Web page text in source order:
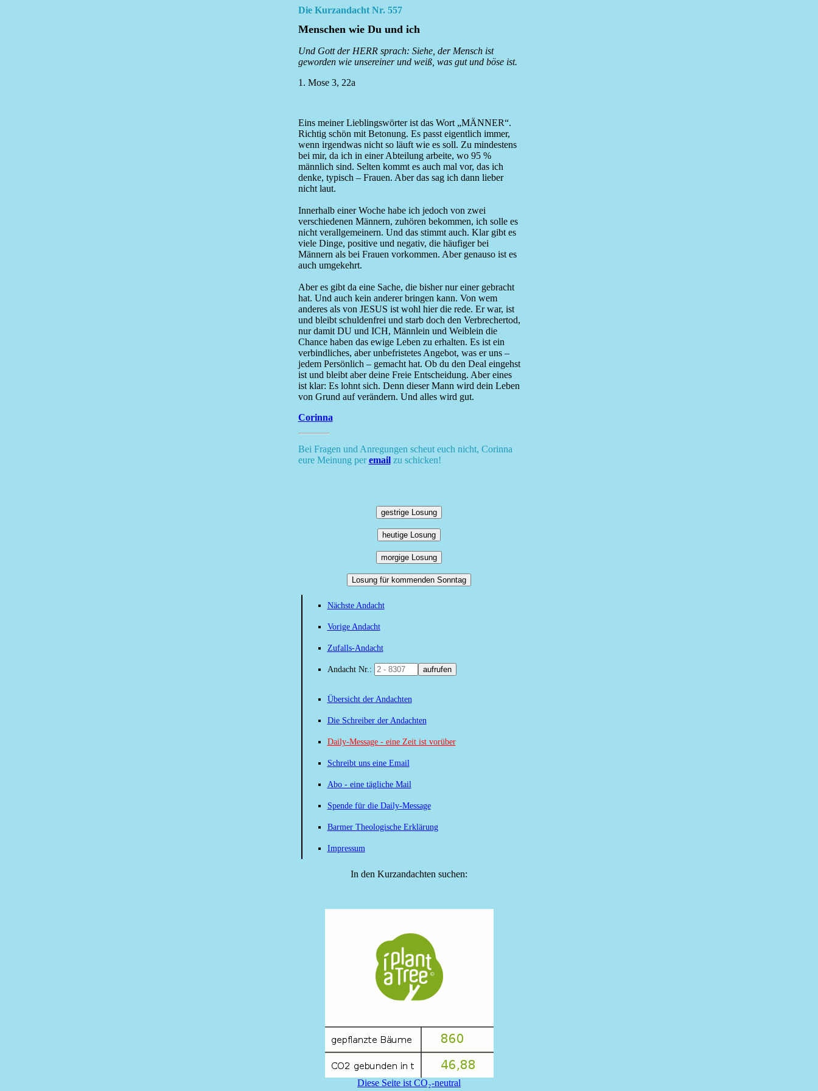
Die Kurzandacht Nr. 557
Menschen wie Du und ich
Und Gott der HERR sprach: Siehe, der Mensch ist
geworden wie unsereiner und weiß, was gut und böse ist.
1. Mose 3, 22a
Eins meiner Lieblingswörter ist das Wort „MÄNNER“.
Richtig schön mit Betonung. Es passt eigentlich immer,
wenn irgendwas nicht so läuft wie es soll. Zu mindestens
bei mir, da ich in einer Abteilung arbeite, wo 95 %
männlich sind. Selten kommt es auch mal vor, das ich
denke, typisch – Frauen. Aber das sag ich dann lieber
nicht laut.
Innerhalb einer Woche habe ich jedoch von zwei
verschiedenen Männern, zuhören bekommen, ich solle es
nicht verallgemeinern. Und das stimmt auch. Klar gibt es
viele Dinge, positive und negativ, die häufiger bei
Männern als bei Frauen vorkommen. Aber genauso ist es
auch umgekehrt.
Aber es gibt da eine Sache, die bisher nur einer gebracht
hat. Und auch kein anderer bringen kann. Von wem
anderes als von JESUS ist wohl hier die rede. Er war, ist
und bleibt schuldenfrei und starb doch den Verbrechertod,
nur damit DU und ICH, Männlein und Weiblein die
Chance haben das ewige Leben zu erhalten. Es ist ein
verbindliches, aber unbefristetes Angebot, was er uns –
jedem Persönlich – gemacht hat. Ob du den Deal eingehst
ist und bleibt aber deine Freie Entscheidung. Aber eines
ist klar: Es lohnt sich. Denn dieser Mann wird dein Leben
von Grund auf verändern. Und alles wird gut.
Corinna
Bei Fragen und Anregungen scheut euch nicht, Corinna
eure Meinung peremailzu schicken!
gestrige Losung
heutige Losung
morgige Losung
Losung für kommenden Sonntag
Nächste Andacht
Vorige Andacht
Zufalls-Andacht
Andacht Nr.: aufrufen
Übersicht der Andachten
Die Schreiber der Andachten
Daily-Message - eine Zeit ist vorüber
Schreibt uns eine Email
Abo - eine tägliche Mail
Spende für die Daily-Message
Barmer Theologische Erklärung
Impressum
In den Kurzandachten suchen:
Diese Seite ist CO₂-neutral